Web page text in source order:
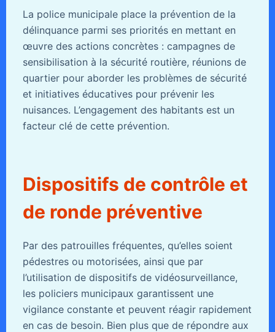
La police municipale place la prévention de la
délinquance parmi ses priorités en mettant en
œuvre des actions concrètes : campagnes de
sensibilisation à la sécurité routière, réunions de
quartier pour aborder les problèmes de sécurité
et initiatives éducatives pour prévenir les
nuisances. L’engagement des habitants est un
facteur clé de cette prévention.
Dispositifs de contrôle et
de ronde préventive
Par des patrouilles fréquentes, qu’elles soient
pédestres ou motorisées, ainsi que par
l’utilisation de dispositifs de vidéosurveillance,
les policiers municipaux garantissent une
vigilance constante et peuvent réagir rapidement
en cas de besoin. Bien plus que de répondre aux